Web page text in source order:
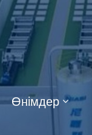
Өнімдер